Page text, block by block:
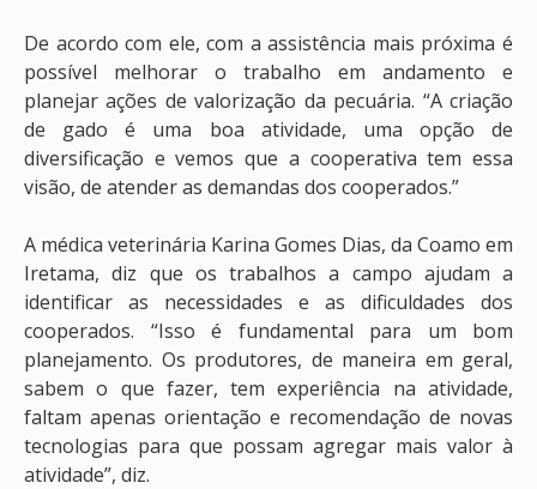
De acordo com ele, com a assistência mais próxima é
possível melhorar o trabalho em andamento e
planejar ações de valorização da pecuária. “A criação
de gado é uma boa atividade, uma opção de
diversificação e vemos que a cooperativa tem essa
visão, de atender as demandas dos cooperados.”
A médica veterinária Karina Gomes Dias, da Coamo em
Iretama, diz que os trabalhos a campo ajudam a
identificar as necessidades e as dificuldades dos
cooperados. “Isso é fundamental para um bom
planejamento. Os produtores, de maneira em geral,
sabem o que fazer, tem experiência na atividade,
faltam apenas orientação e recomendação de novas
tecnologias para que possam agregar mais valor à
atividade”, diz.